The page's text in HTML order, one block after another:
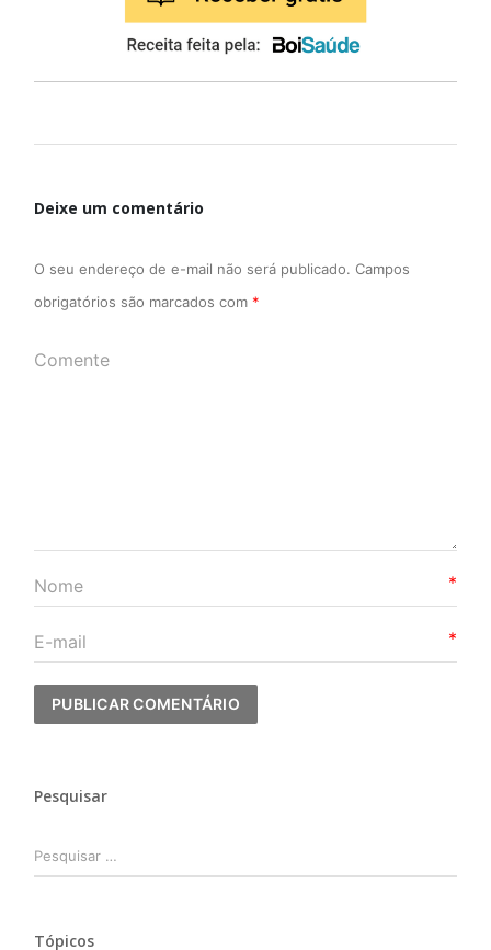
Deixe um comentário
O seu endereço de e-mail não será publicado. Campos
obrigatórios são marcados com *
*
*
Pesquisar
por:
Tópicos